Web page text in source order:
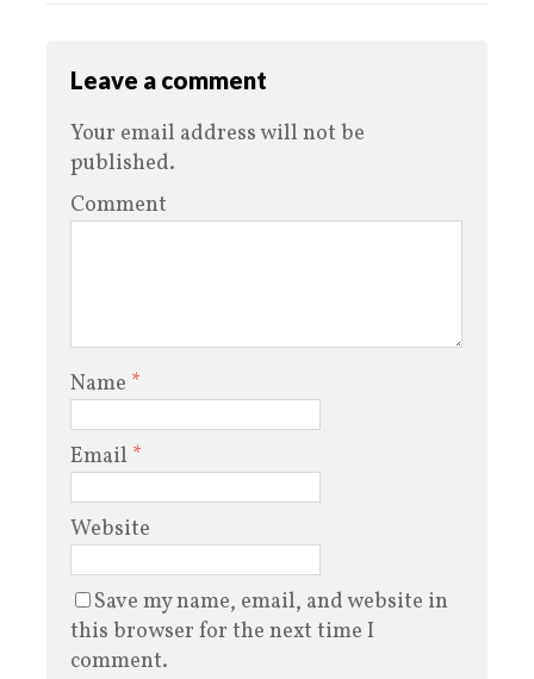
Leave a comment
Your email address will not be
published.
Comment
Name *
Email *
Website
Save my name, email, and website in
this browser for the next time I
comment.